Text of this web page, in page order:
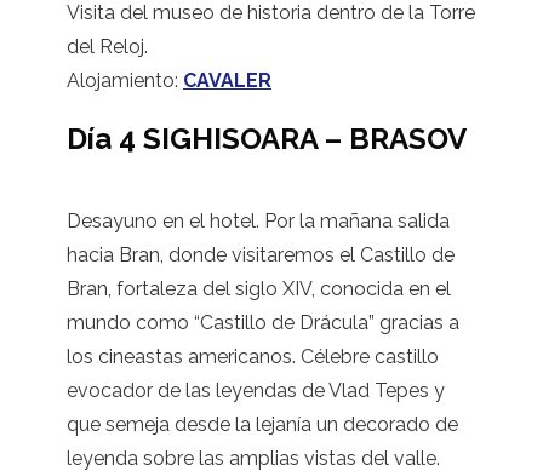
Visita del museo de historia dentro de la Torre
del Reloj.
Alojamiento: CAVALER
Día 4 SIGHISOARA – BRASOV
Desayuno en el hotel. Por la mañana salida
hacia Bran, donde visitaremos el Castillo de
Bran, fortaleza del siglo XIV, conocida en el
mundo como “Castillo de Drácula” gracias a
los cineastas americanos. Célebre castillo
evocador de las leyendas de Vlad Tepes y
que semeja desde la lejanía un decorado de
leyenda sobre las amplias vistas del valle.